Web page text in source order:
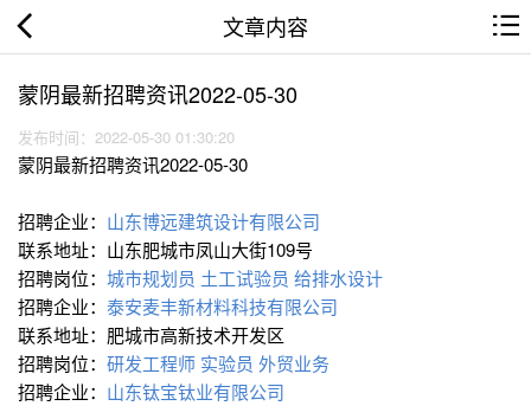
文章内容
蒙阴最新招聘资讯2022-05-30
发布时间：2022-05-30 01:30:20
蒙阴最新招聘资讯2022-05-30
招聘企业： 山东博远建筑设计有限公司
联系地址：山东肥城市凤山大街109号
招聘岗位： 城市规划员 土工试验员 给排水设计
招聘企业： 泰安麦丰新材料科技有限公司
联系地址：肥城市高新技术开发区
招聘岗位： 研发工程师 实验员 外贸业务
招聘企业： 山东钛宝钛业有限公司